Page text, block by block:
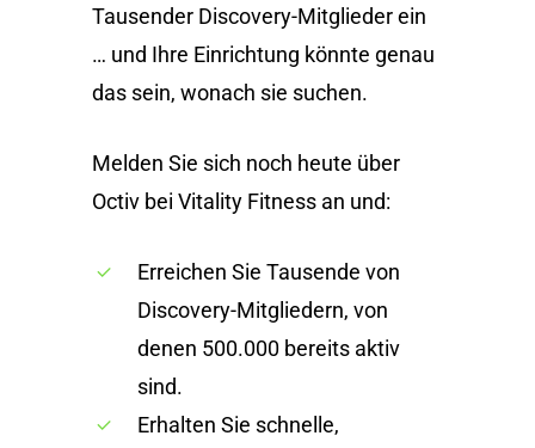
Tausender Discovery-Mitglieder ein
… und Ihre Einrichtung könnte genau
das sein, wonach sie suchen.
Melden Sie sich noch heute über
Octiv bei Vitality Fitness an und:
Erreichen Sie Tausende von
Discovery-Mitgliedern, von
denen 500.000 bereits aktiv
sind.
Erhalten Sie schnelle,